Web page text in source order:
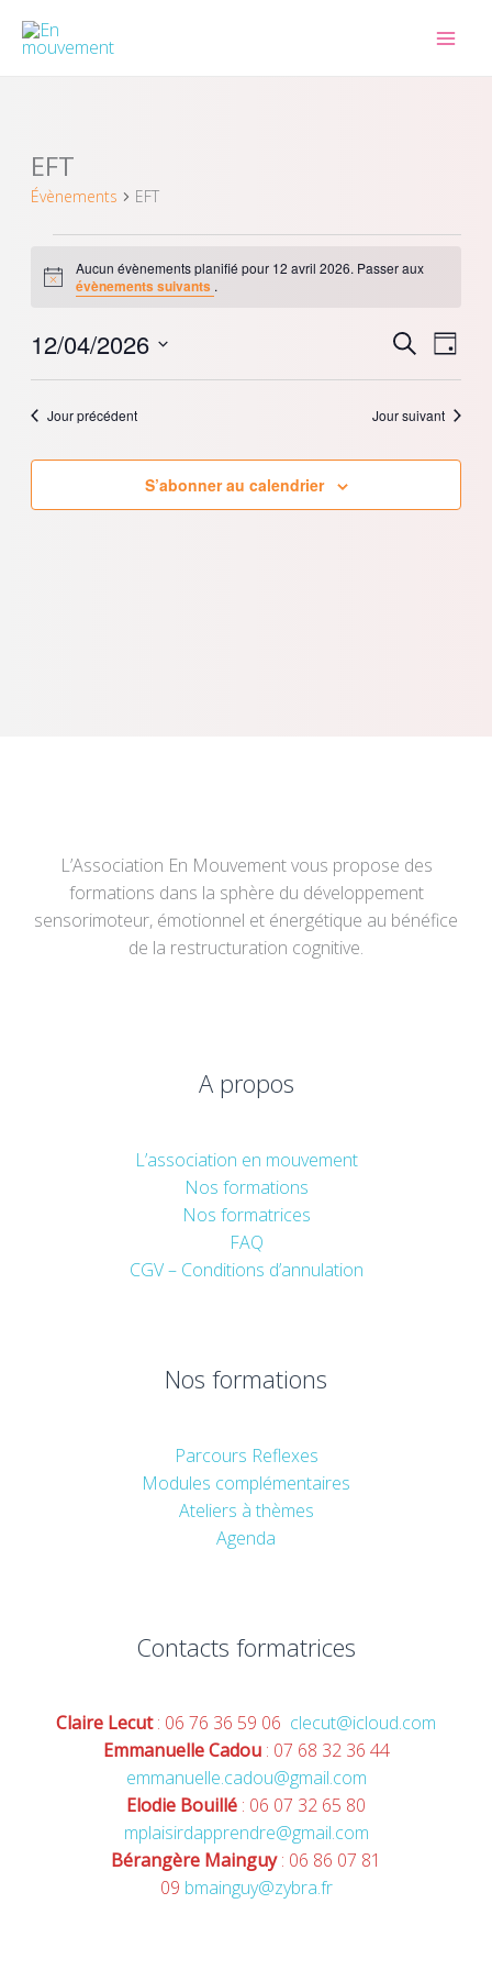
EFT
Évènements EFT
Évènements
for
avril
2026
Notice
Aucun évènements planifié pour 12 avril 2026. Passer aux
évènements suivants .
Recherche
de
Recherche
Jour
12/04/2026
Sélectionnez
date.
Jour précédent Jour suivant
S’abonner au calendrier
L’Association En Mouvement vous propose des
formations dans la sphère du développement
sensorimoteur, émotionnel et énergétique au bénéfice
de la restructuration cognitive.
A propos
L’association en mouvement
Nos formations
Nos formatrices
FAQ
CGV – Conditions d’annulation
Nos formations
Parcours Reflexes
Modules complémentaires
Ateliers à thèmes
Agenda
Contacts formatrices
Claire Lecut: 06 76 36 59 06 clecut@icloud.com
Emmanuelle Cadou: 07 68 32 36 44
emmanuelle.cadou@gmail.com
Elodie Bouillé : 06 07 32 65 80
mplaisirdapprendre@gmail.com
Bérangère Mainguy: 06 86 07 81
09 bmainguy@zybra.fr